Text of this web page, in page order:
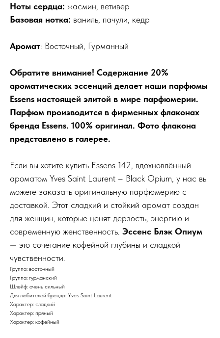
Ноты сердца: жасмин, ветивер
Базовая нотка: ваниль, пачули, кедр
Аромат: Восточный, Гурманный
Обратите внимание! Содержание 20%
ароматических эссенций делает наши парфюмы
Essens настоящей элитой в мире парфюмерии.
Парфюм производится в фирменных флаконах
бренда Essens. 100% оригинал. Фото флакона
представлено в галерее.
Если вы хотите купить Essens 142, вдохновлённый
ароматом Yves Saint Laurent – Black Opium, у нас вы
можете заказать оригинальную парфюмерию с
доставкой. Этот сладкий и стойкий аромат создан
для женщин, которые ценят дерзость, энергию и
современную женственность. Эссенс Блэк Опиум
— это сочетание кофейной глубины и сладкой
чувственности.
Группа: восточный
Группа: гурманский
Шлейф: очень сильный
Для любителей бренда: Yves Saint Laurent
Характер: сладкий
Характер: пряный
Характер: кофейный